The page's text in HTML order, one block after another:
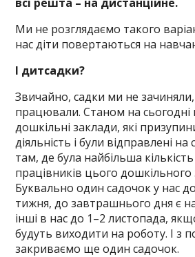
Ми не розглядаємо такого
нас діти повертаються на
І дитсадки?
Звичайно, садки ми не
працювали. Станом на сьогодні
дошкільні заклади, які
діяльність і були відправлені
там, де була найбільша
працівників цього дошкільного
Буквально один садочок у нас
тижня, до завтрашнього дня є на
інші в нас до 1–2 листопада,
будуть виходити на роботу. І з
закриваємо ще один садочок.